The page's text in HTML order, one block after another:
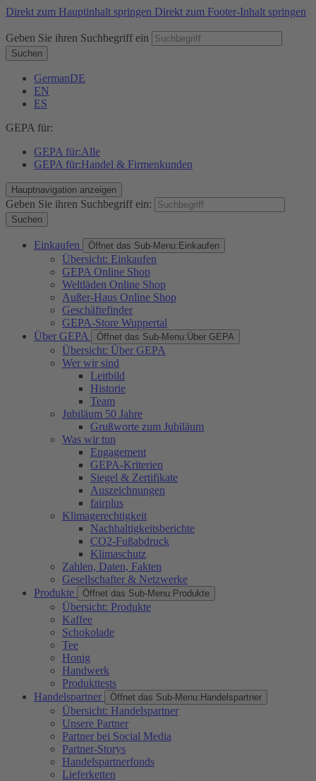
Direkt zum Hauptinhalt springen Direkt zum Footer-Inhalt springen
Geben Sie ihren Suchbegriff ein
Suchen
GermanDE
EN
ES
GEPA für:
GEPA für:Alle
GEPA für:Handel & Firmenkunden
Hauptnavigation anzeigen
Geben Sie ihren Suchbegriff ein:
Suchen
Einkaufen Öffnet das Sub-Menu: Einkaufen
Übersicht: Einkaufen
GEPA Online Shop
Weltläden Online Shop
Außer-Haus Online Shop
Geschäftefinder
GEPA-Store Wuppertal
Über GEPA
Öffnet das Sub-Menu:Über GEPA
Übersicht: Über GEPA
Wer wir sind
Leitbild
Historie
Team
Jubiläum 50 Jahre
Grußworte zum Jubiläum
Was wir tun
Engagement
GEPA-Kriterien
Siegel & Zertifikate
Auszeichnungen
fairplus
Klimagerechtigkeit
Nachhaltigkeitsberichte
CO2-Fußabdruck
Klimaschutz
Zahlen, Daten, Fakten
Gesellschafter & Netzwerke
Produkte
Öffnet das Sub-Menu: Produkte
Übersicht: Produkte
Kaffee
Schokolade
Tee
Honig
Handwerk
Produkttests
Handelspartner
Öffnet das Sub-Menu: Handelspartner
Übersicht: Handelspartner
Unsere Partner
Partner bei Social Media
Partner-Storys
Handelspartnerfonds
Lieferketten